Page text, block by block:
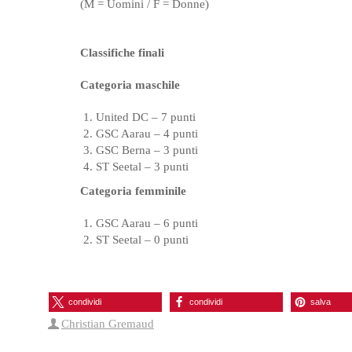
(M = Uomini / F = Donne)
Classifiche finali
Categoria maschile
United DC – 7 punti
GSC Aarau – 4 punti
GSC Berna – 3 punti
ST Seetal – 3 punti
Categoria femminile
GSC Aarau – 6 punti
ST Seetal – 0 punti
condividi condividi salva
Christian Gremaud